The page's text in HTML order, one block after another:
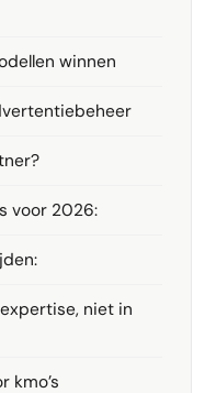
winnen
voor 2026:
niet in
kmo’s